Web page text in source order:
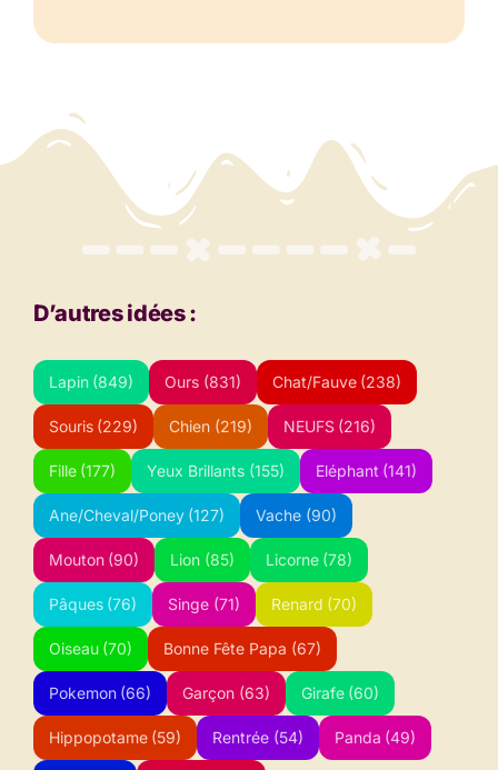
D’autres idées :
Lapin (849) Ours (831) Chat/Fauve (238)
Souris (229) Chien (219) NEUFS (216)
Fille (177) Yeux Brillants (155) Eléphant (141)
Ane/Cheval/Poney (127) Vache (90)
Mouton (90) Lion (85) Licorne (78)
Pâques (76) Singe (71) Renard (70)
Oiseau (70) Bonne Fête Papa (67)
Pokemon (66) Garçon (63) Girafe (60)
Hippopotame (59) Rentrée (54) Panda (49)